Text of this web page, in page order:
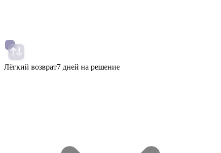
Лёгкий возврат7 дней на решение